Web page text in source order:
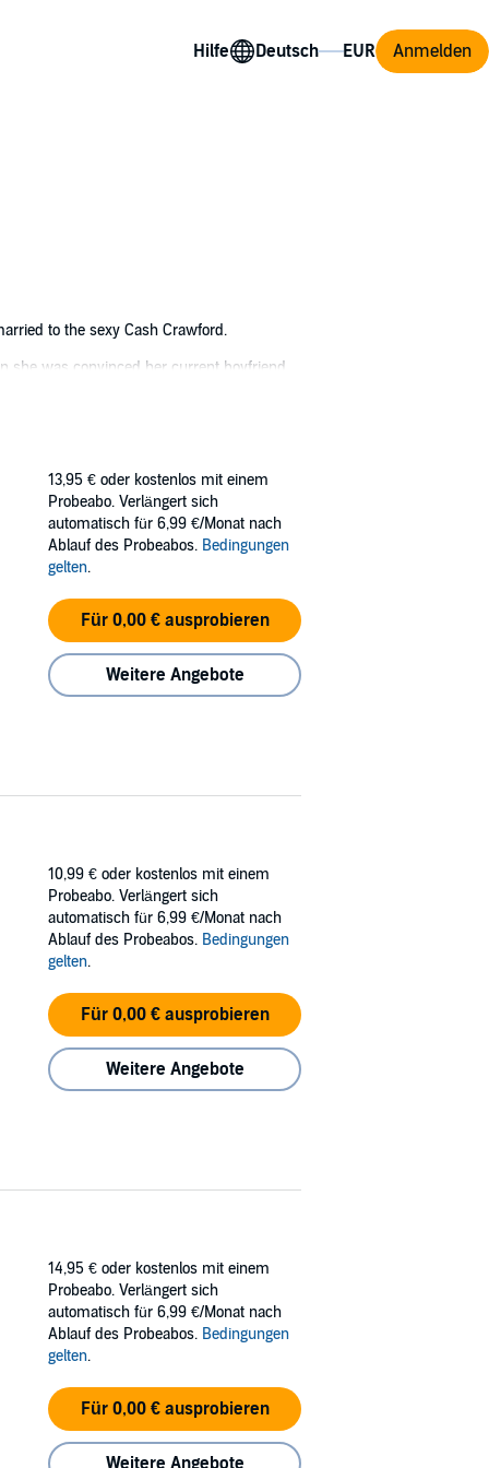
Hilfe Anmelden
to the sexy Cash Crawford.
she was convinced her current boyfriend
booze when she meets a sexy stranger
definitely consummated their Vegas
in love?
13,95 € oder kostenlos mit einem
Probeabo. Verlängert sich
automatisch für 6,99 €/Monat nach
Ablauf des Probeabos. Bedingungen
gelten.
Für 0,00 € ausprobieren
Weitere Angebote
10,99 € oder kostenlos mit einem
Probeabo. Verlängert sich
automatisch für 6,99 €/Monat nach
Ablauf des Probeabos. Bedingungen
gelten.
Für 0,00 € ausprobieren
Weitere Angebote
14,95 € oder kostenlos mit einem
Probeabo. Verlängert sich
automatisch für 6,99 €/Monat nach
Ablauf des Probeabos. Bedingungen
gelten.
Für 0,00 € ausprobieren
Weitere Angebote